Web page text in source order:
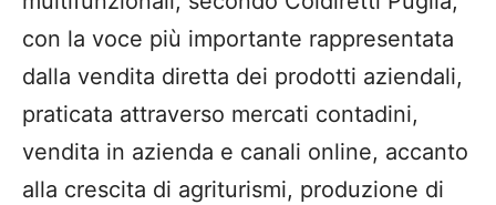
con la voce più importante rappresentata
dalla vendita diretta dei prodotti aziendali,
praticata attraverso mercati contadini,
vendita in azienda e canali online, accanto
alla crescita di agriturismi, produzione di